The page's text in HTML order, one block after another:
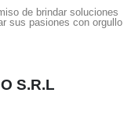
de brindar soluciones
sus pasiones con orgullo
S.R.L